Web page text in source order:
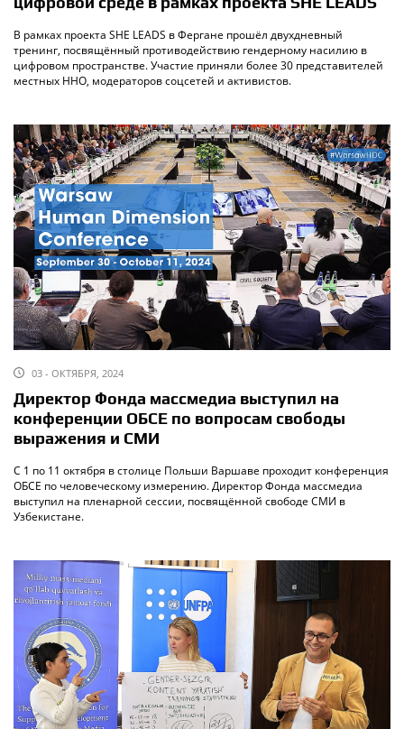
В рамках проекта SHE LEADS в Фергане прошёл двухдневный
тренинг, посвящённый противодействию гендерному насилию в
цифровом пространстве. Участие приняли более 30 представителей
местных ННО, модераторов соцсетей и активистов.
03 - ОКТЯБРЯ, 2024
Директор Фонда массмедиа выступил на
конференции ОБСЕ по вопросам свободы
выражения и СМИ
С 1 по 11 октября в столице Польши Варшаве проходит конференция
ОБСЕ по человеческому измерению. Директор Фонда массмедиа
выступил на пленарной сессии, посвящённой свободе СМИ в
Узбекистане.